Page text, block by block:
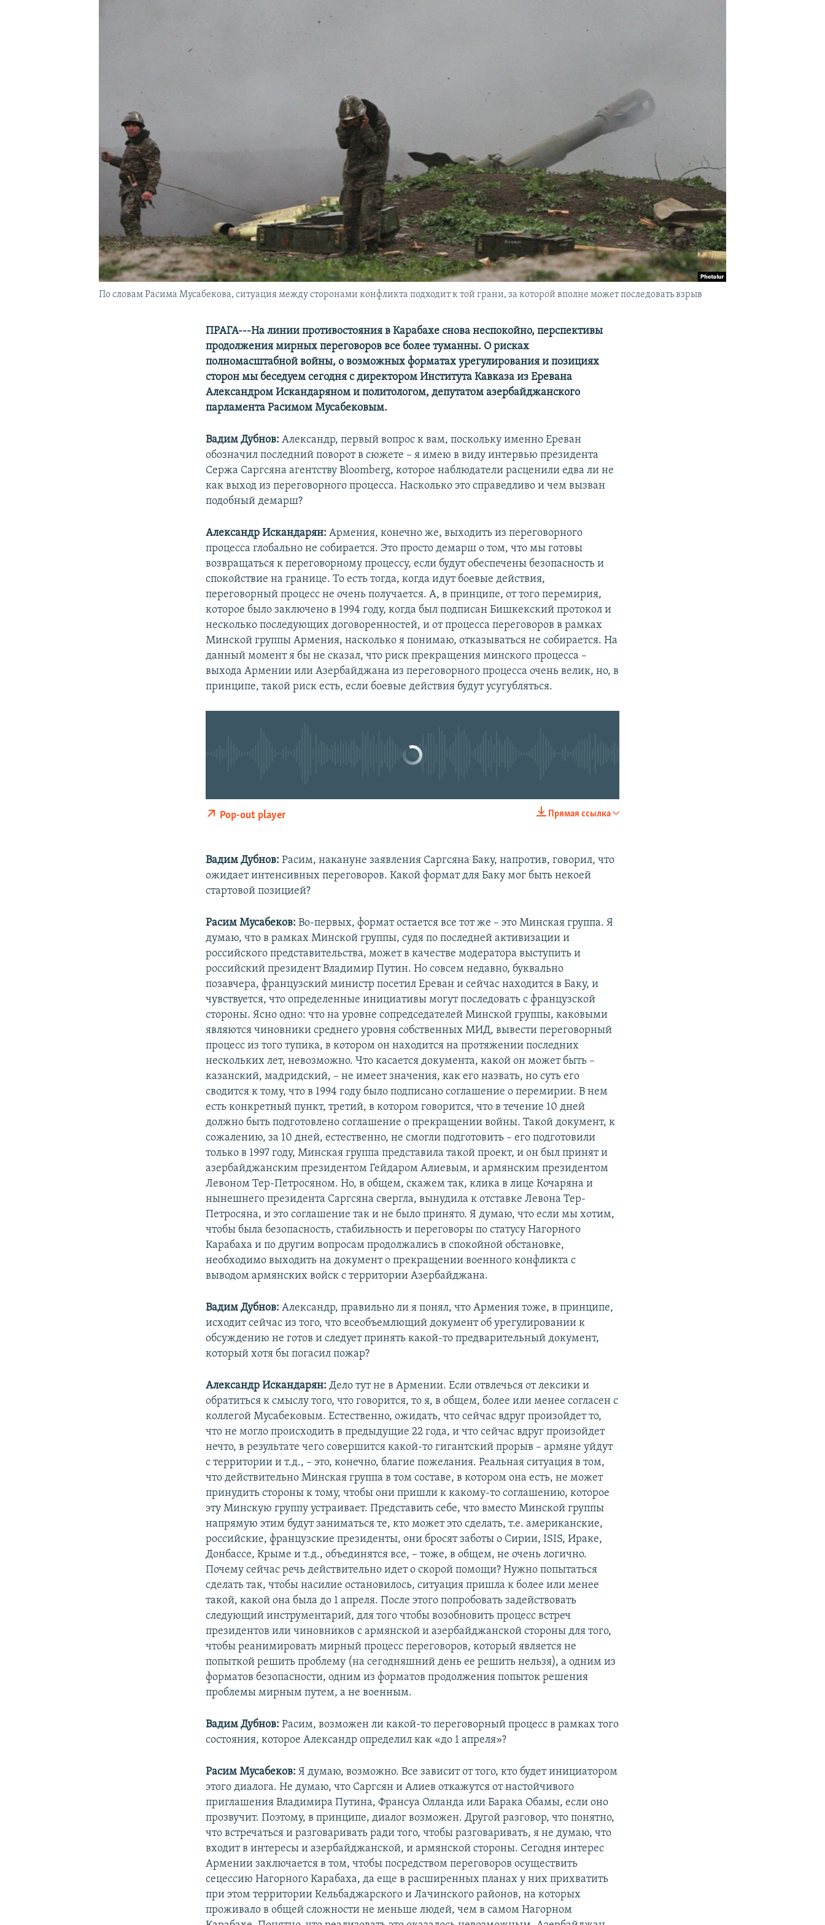
По словам Расима Мусабекова, ситуация между сторонами конфликта подходит к той грани, за которой вполне может последовать взрыв
ПРАГА---На линии противостояния в Карабахе снова неспокойно, перспективы
продолжения мирных переговоров все более туманны. О рисках
полномасштабной войны, о возможных форматах урегулирования и позициях
сторон мы беседуем сегодня с директором Института Кавказа из Еревана
Александром Искандаряном и политологом, депутатом азербайджанского
парламента Расимом Мусабековым.
Вадим Дубнов:Александр, первый вопрос к вам, поскольку именно Ереван
обозначил последний поворот в сюжете – я имею в виду интервью президента
Сержа Саргсяна агентству Bloomberg, которое наблюдатели расценили едва ли не
как выход из переговорного процесса. Насколько это справедливо и чем вызван
подобный демарш?
Александр Искандарян:Армения, конечно же, выходить из переговорного
процесса глобально не собирается. Это просто демарш о том, что мы готовы
возвращаться к переговорному процессу, если будут обеспечены безопасность и
спокойствие на границе. То есть тогда, когда идут боевые действия,
переговорный процесс не очень получается. А, в принципе, от того перемирия,
которое было заключено в 1994 году, когда был подписан Бишкекский протокол и
несколько последующих договоренностей, и от процесса переговоров в рамках
Минской группы Армения, насколько я понимаю, отказываться не собирается. На
данный момент я бы не сказал, что риск прекращения минского процесса –
выхода Армении или Азербайджана из переговорного процесса очень велик, но, в
принципе, такой риск есть, если боевые действия будут усугубляться.
EMBED SHARE
Некруглый стол
by Радио Азатутюн
No media source currently available
0:00 0:17:30 Прямая ссылка
Pop-out player
Вадим Дубнов:Расим, накануне заявления Саргсяна Баку, напротив, говорил, что
ожидает интенсивных переговоров. Какой формат для Баку мог быть некоей
стартовой позицией?
Расим Мусабеков:Во-первых, формат остается все тот же – это Минская группа. Я
думаю, что в рамках Минской группы, судя по последней активизации и
российского представительства, может в качестве модератора выступить и
российский президент Владимир Путин. Но совсем недавно, буквально
позавчера, французский министр посетил Ереван и сейчас находится в Баку, и
чувствуется, что определенные инициативы могут последовать с французской
стороны. Ясно одно: что на уровне сопредседателей Минской группы, каковыми
являются чиновники среднего уровня собственных МИД, вывести переговорный
процесс из того тупика, в котором он находится на протяжении последних
нескольких лет, невозможно. Что касается документа, какой он может быть –
казанский, мадридский, – не имеет значения, как его назвать, но суть его
сводится к тому, что в 1994 году было подписано соглашение о перемирии. В нем
есть конкретный пункт, третий, в котором говорится, что в течение 10 дней
должно быть подготовлено соглашение о прекращении войны. Такой документ, к
сожалению, за 10 дней, естественно, не смогли подготовить – его подготовили
только в 1997 году, Минская группа представила такой проект, и он был принят и
азербайджанским президентом Гейдаром Алиевым, и армянским президентом
Левоном Тер-Петросяном. Но, в общем, скажем так, клика в лице Кочаряна и
нынешнего президента Саргсяна свергла, вынудила к отставке Левона Тер-
Петросяна, и это соглашение так и не было принято. Я думаю, что если мы хотим,
чтобы была безопасность, стабильность и переговоры по статусу Нагорного
Карабаха и по другим вопросам продолжались в спокойной обстановке,
необходимо выходить на документ о прекращении военного конфликта с
выводом армянских войск с территории Азербайджана.
Вадим Дубнов:Александр, правильно ли я понял, что Армения тоже, в принципе,
исходит сейчас из того, что всеобъемлющий документ об урегулировании к
обсуждению не готов и следует принять какой-то предварительный документ,
который хотя бы погасил пожар?
Александр Искандарян:Дело тут не в Армении. Если отвлечься от лексики и
обратиться к смыслу того, что говорится, то я, в общем, более или менее согласен с
коллегой Мусабековым. Естественно, ожидать, что сейчас вдруг произойдет то,
что не могло происходить в предыдущие 22 года, и что сейчас вдруг произойдет
нечто, в результате чего совершится какой-то гигантский прорыв – армяне уйдут
с территории и т.д., – это, конечно, благие пожелания. Реальная ситуация в том,
что действительно Минская группа в том составе, в котором она есть, не может
принудить стороны к тому, чтобы они пришли к какому-то соглашению, которое
эту Минскую группу устраивает. Представить себе, что вместо Минской группы
напрямую этим будут заниматься те, кто может это сделать, т.е. американские,
российские, французские президенты, они бросят заботы о Сирии, ISIS, Ираке,
Донбассе, Крыме и т.д., объединятся все, – тоже, в общем, не очень логично.
Почему сейчас речь действительно идет о скорой помощи? Нужно попытаться
сделать так, чтобы насилие остановилось, ситуация пришла к более или менее
такой, какой она была до 1 апреля. После этого попробовать задействовать
следующий инструментарий, для того чтобы возобновить процесс встреч
президентов или чиновников с армянской и азербайджанской стороны для того,
чтобы реанимировать мирный процесс переговоров, который является не
попыткой решить проблему (на сегодняшний день ее решить нельзя), а одним из
форматов безопасности, одним из форматов продолжения попыток решения
проблемы мирным путем, а не военным.
Вадим Дубнов:Расим, возможен ли какой-то переговорный процесс в рамках того
состояния, которое Александр определил как «до 1 апреля»?
Расим Мусабеков:Я думаю, возможно. Все зависит от того, кто будет инициатором
этого диалога. Не думаю, что Саргсян и Алиев откажутся от настойчивого
приглашения Владимира Путина, Франсуа Олланда или Барака Обамы, если оно
прозвучит. Поэтому, в принципе, диалог возможен. Другой разговор, что понятно,
что встречаться и разговаривать ради того, чтобы разговаривать, я не думаю, что
входит в интересы и азербайджанской, и армянской стороны. Сегодня интерес
Армении заключается в том, чтобы посредством переговоров осуществить
сецессию Нагорного Карабаха, да еще в расширенных планах у них прихватить
при этом территории Кельбаджарского и Лачинского районов, на которых
проживало в общей сложности не меньше людей, чем в самом Нагорном